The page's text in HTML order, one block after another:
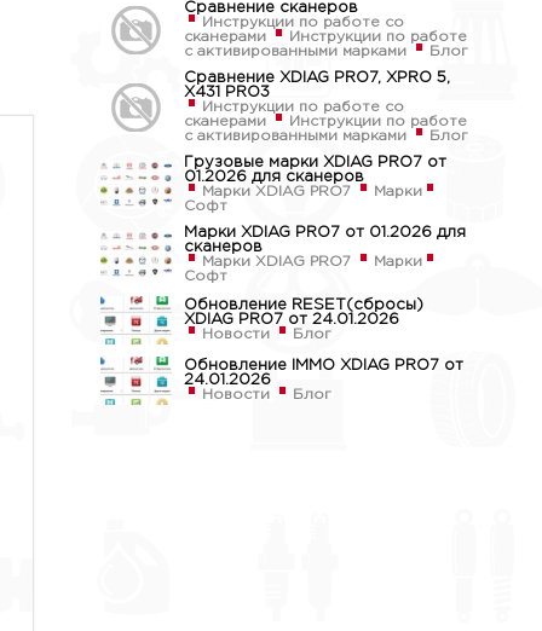
Сравнение сканеров
Инструкции по работе со
сканерами
Инструкции по работе
с активированными марками
Блог
Сравнение XDIAG PRO7, XPRO 5,
X431 PRO3
Инструкции по работе со
сканерами
Инструкции по работе
с активированными марками
Блог
Грузовые марки XDIAG PRO7 от
01.2026 для сканеров
Марки XDIAG PRO7
Марки
Софт
Марки XDIAG PRO7 от 01.2026 для
сканеров
Марки XDIAG PRO7
Марки
Софт
Обновление RESET(сбросы)
XDIAG PRO7 от 24.01.2026
Новости
Блог
Обновление IMMO XDIAG PRO7 от
24.01.2026
Новости
Блог